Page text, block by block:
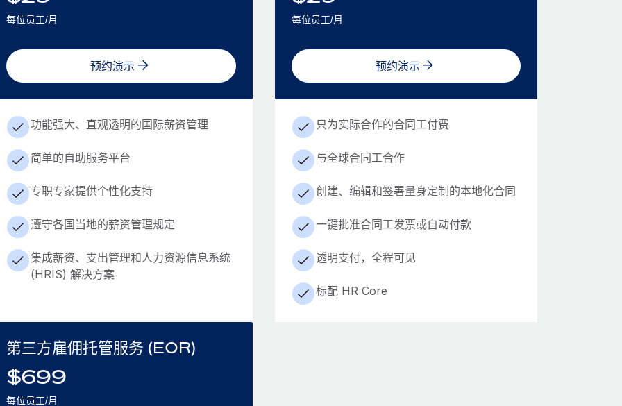
每位员工/月
预约演示
功能强大、直观透明的国际薪资管理
简单的自助服务平台
专职专家提供个性化支持
遵守各国当地的薪资管理规定
集成薪资、支出管理和人力资源信息系统
(HRIS) 解决方案
每位员工/月
预约演示
只为实际合作的合同工付费
与全球合同工合作
创建、编辑和签署量身定制的本地化合同
一键批准合同工发票或自动付款
透明支付，全程可见
标配 HR Core
第三方雇佣托管服务 (EOR)
$699
每位员工/月